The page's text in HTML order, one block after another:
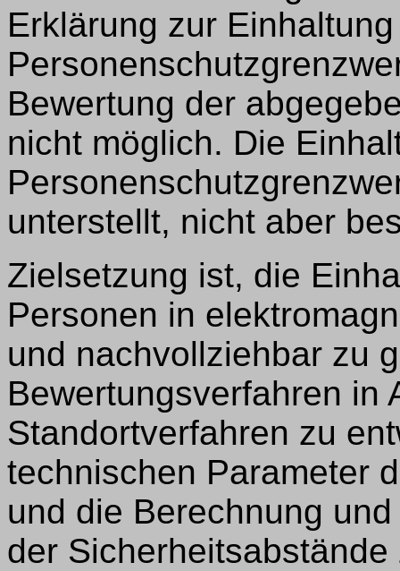
Erklärung zur
Bewertung der
nicht möglich. Die
unterstellt, nicht aber
Zielsetzung ist, die
Personen in
und nachvollziehbar zu
Bewertungsverfahren in
Standortverfahren zu
technischen Parameter
und die Berechnung
der